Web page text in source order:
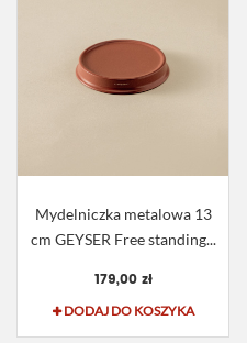
Mydelniczka metalowa 13
cm GEYSER Free standing...
179,00 zł
DODAJ DO KOSZYKA